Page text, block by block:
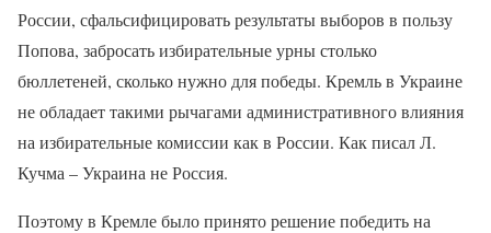
России, сфальсифицировать результаты выборов в пользу
Попова, забросать избирательные урны столько
бюллетеней, сколько нужно для победы. Кремль в Украине
не обладает такими рычагами административного влияния
на избирательные комиссии как в России. Как писал Л.
Кучма – Украина не Россия.
Поэтому в Кремле было принято решение победить на